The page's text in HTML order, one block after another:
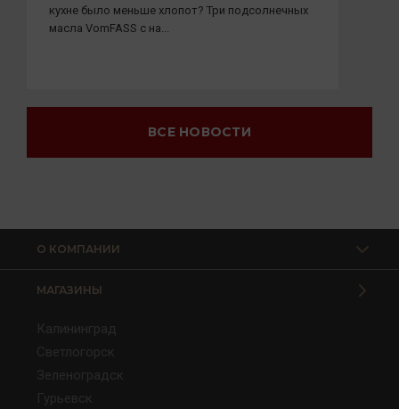
кухне было меньше хлопот? Три подсолнечных
масла VomFASS с на...
ВСЕ НОВОСТИ
О КОМПАНИИ
МАГАЗИНЫ
Калининград
Светлогорск
Зеленоградск
Гурьевск